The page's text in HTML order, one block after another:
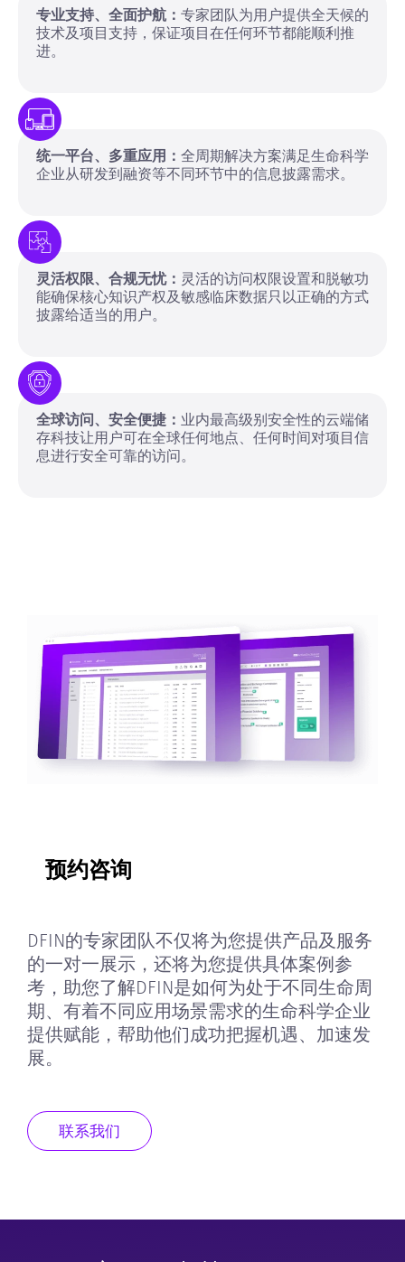
专业支持、全面护航： 专家团队为用户提供全天候的
技术及项目支持，保证项目在任何环节都能顺利推
进。
统一平台、多重应用： 全周期解决方案满足生命科学
企业从研发到融资等不同环节中的信息披露需求。
灵活权限、合规无忧： 灵活的访问权限设置和脱敏功
能确保核心知识产权及敏感临床数据只以正确的方式
披露给适当的用户。
全球访问、安全便捷： 业内最高级别安全性的云端储
存科技让用户可在全球任何地点、任何时间对项目信
息进行安全可靠的访问。
预约咨询
DFIN的专家团队不仅将为您提供产品及服务
的一对一展示，还将为您提供具体案例参
考，助您了解DFIN是如何为处于不同生命周
期、有着不同应用场景需求的生命科学企业
提供赋能，帮助他们成功把握机遇、加速发
展。
联系我们